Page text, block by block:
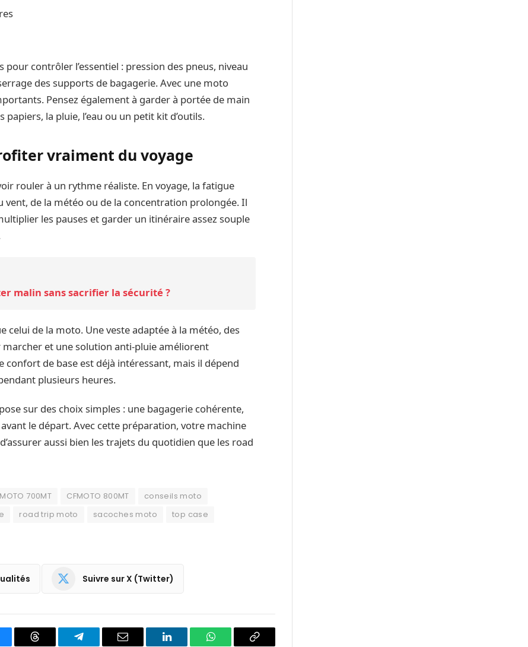
contrôler l’essentiel : pression des pneus, niveau
des supports de bagagerie. Avec une moto
Pensez également à garder à portée de main
la pluie, l’eau ou un petit kit d’outils.
vraiment du voyage
rouler à un rythme réaliste. En voyage, la fatigue
vent, de la météo ou de la concentration prolongée. Il
les pauses et garder un itinéraire assez souple
malin sans sacrifier la sécurité ?
de la moto. Une veste adaptée à la météo, des
et une solution anti-pluie améliorent
confort de base est déjà intéressant, mais il dépend
plusieurs heures.
sur des choix simples : une bagagerie cohérente,
le départ. Avec cette préparation, votre machine
aussi bien les trajets du quotidien que les road
700MT CFMOTO 800MT
conseils moto
road trip moto sacoches moto
top case
Suivre sur X (Twitter)